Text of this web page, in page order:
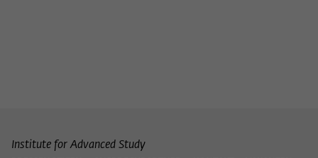
Institute for Advanced Study